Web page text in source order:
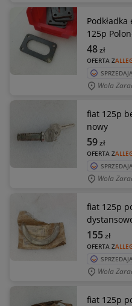
125p
OFERTA Z
48zł
Wola
fiat 125p
nowy
OFERTA Z
59zł
Wola
fiat 125p
OFERTA Z
155zł
Wola
fiat 125p